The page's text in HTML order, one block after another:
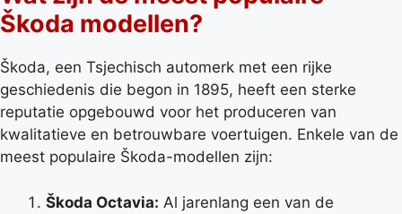
Škoda modellen?
Škoda, een Tsjechisch automerk met een rijke
geschiedenis die begon in 1895, heeft een sterke
reputatie opgebouwd voor het produceren van
kwalitatieve en betrouwbare voertuigen. Enkele van de
meest populaire Škoda-modellen zijn:
Škoda Octavia: Al jarenlang een van de